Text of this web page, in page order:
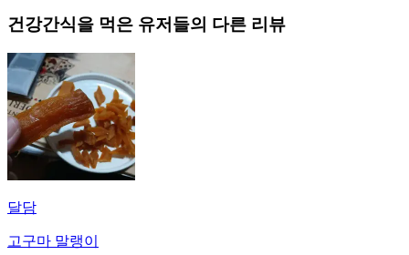
건강간식을 먹은 유저들의 다른 리뷰
달담
고구마 말랭이